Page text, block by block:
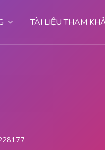
TÀI LIỆU THAM
BIDAN